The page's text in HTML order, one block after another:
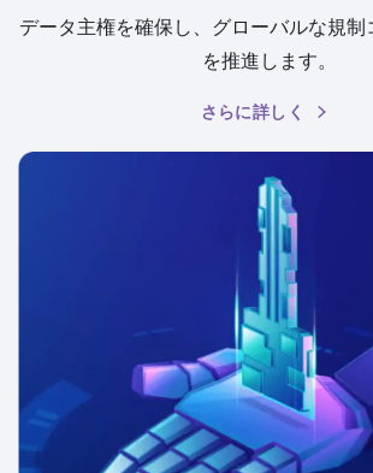
データ主権を確保し、グローバルな規制
を推進します。
さらに詳しく